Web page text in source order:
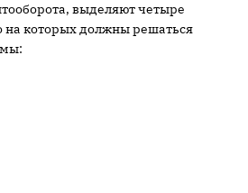
выделяют четыре
на которых должны решаться